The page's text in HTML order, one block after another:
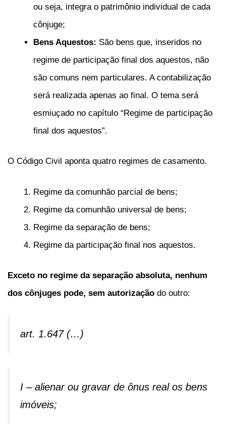
ou seja, integra o patrimônio individual de cada
cônjuge;
Bens Aquestos: São bens que, inseridos no
regime de participação final dos aquestos, não
são comuns nem particulares. A contabilização
será realizada apenas ao final. O tema será
esmiuçado no capítulo “Regime de participação
final dos aquestos”.
O Código Civil aponta quatro regimes de casamento.
Regime da comunhão parcial de bens;
Regime da comunhão universal de bens;
Regime da separação de bens;
Regime da participação final nos aquestos.
Exceto no regime da separação absoluta, nenhum
dos cônjuges pode, sem autorização do outro:
art. 1.647 (…)
I – alienar ou gravar de ônus real os bens
imóveis;